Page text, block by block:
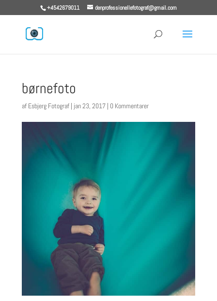
+4542679011 denprofessionellefotograf@gmail.com
børnefoto
af Esbjerg Fotograf| jan 23, 2017| 0 Kommentarer